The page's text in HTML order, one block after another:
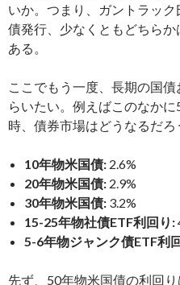
いか。つまり、ガントラッ
債発行、少なくともどちら
ある。
ここでもう一度、長期の国
らいたい。例えばこのなか
時、債券市場はどうなるだろ
10年物米国債: 2.6%
20年物米国債: 2.9%
30年物米国債: 3.2%
15-25年物社債ETF利回り:
5-6年物ジャンク債ETF利
先ず、50年物米国債の利回